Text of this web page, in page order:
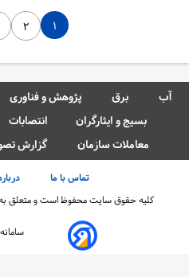
آب برق پژوهش و فناوری
بسیج و ایثارگران
انتصابات
معاملات سازمان
گزارش
تماس با ما درباره
کلیه حقوق سایت محفوظ است و متعلق به